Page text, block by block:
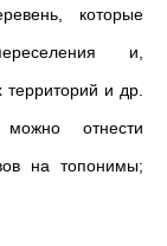
которые
и,
территорий и др.
отнести
на топонимы;